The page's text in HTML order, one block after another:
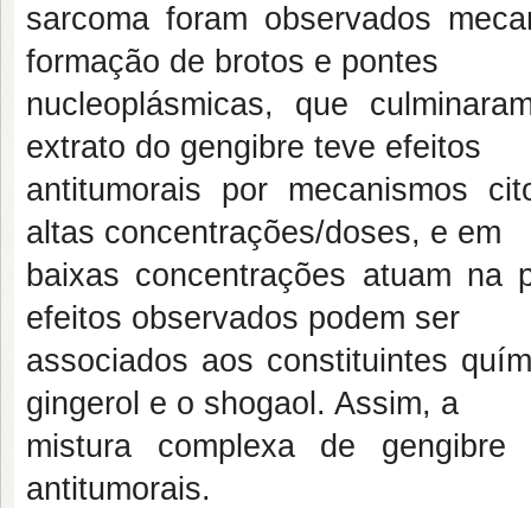
sarcoma foram observados
formação de brotos e pontes
nucleoplásmicas, que
extrato do gengibre teve efeitos
antitumorais por mecanismos
altas concentrações/doses, e em
baixas concentrações atuam na
efeitos observados podem ser
associados aos constituintes
gingerol e o shogaol. Assim, a
mistura complexa de
antitumorais.